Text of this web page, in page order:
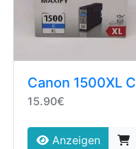
Canon 1500XL C
15.90€
Anzeigen